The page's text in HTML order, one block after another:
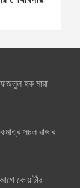
হক মারা
সচল রাডার
কোয়ার্টার